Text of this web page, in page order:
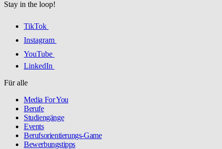
Stay in the loop!
TikTok
Instagram
YouTube
LinkedIn
Für alle
Media For You
Berufe
Studiengänge
Events
Berufsorientierungs-Game
Bewerbungstipps